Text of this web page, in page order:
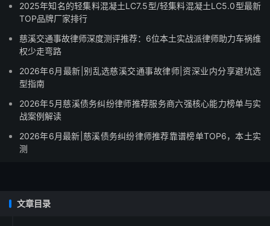
2025年知名的轻集料混凝土LC7.5型/轻集料混凝土LC5.0型最新
TOP品牌厂家排行
慈溪交通事故律师深度测评推荐：6位本土实战派律师助力车祸维
权少走弯路
2026年6月最新|别乱选慈溪交通事故律师|资深业内分享避坑选
型指南
2026年5月慈溪债务纠纷律师推荐服务商六强核心能力榜单与实
战案例解读
2026年6月最新|慈溪债务纠纷律师推荐靠谱榜单TOP6，本土实
测
文章目录